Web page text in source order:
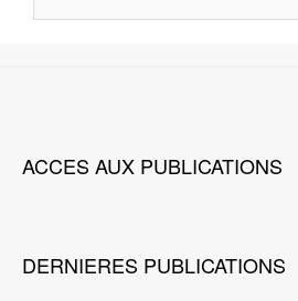
ACCES AUX PUBLICATIONS
DERNIERES PUBLICATIONS